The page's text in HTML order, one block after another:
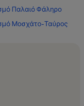
Παλαιό Φάληρο
Μοσχάτο-Ταύρος
Σαλαμίνα
Δάφνη-Υμηττός
Αθήνα
Μαρίνα του